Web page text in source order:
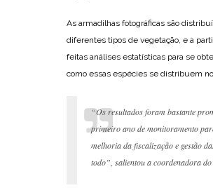
As armadilhas fotográficas são
diferentes tipos de vegetação, e a
feitas análises estatísticas para se
como essas espécies se distribuem
“Os resultados foram bastante
primeiro ano de monitoramento
melhoria da fiscalização e gestão
todo”, salientou a coordenadora do